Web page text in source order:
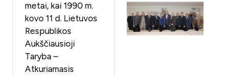
metai, kai 1990 m.
kovo 11 d. Lietuvos
Respublikos
Aukščiausioji
Taryba –
Atkuriamasis